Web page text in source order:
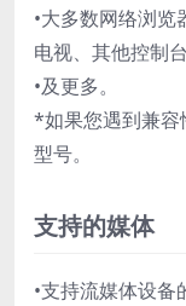
•大多数网络浏
电视、其他控制
•及更多。
*如果您遇到兼容
型号。
支持的媒体
•支持流媒体设备